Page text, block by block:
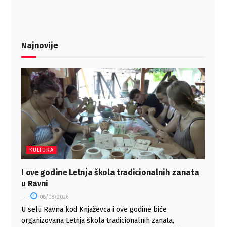
Najnovije
KULTURA
I ove godine Letnja škola tradicionalnih zanata
u Ravni
08/08/2026
U selu Ravna kod Knjaževca i ove godine biće
organizovana Letnja škola tradicionalnih zanata,